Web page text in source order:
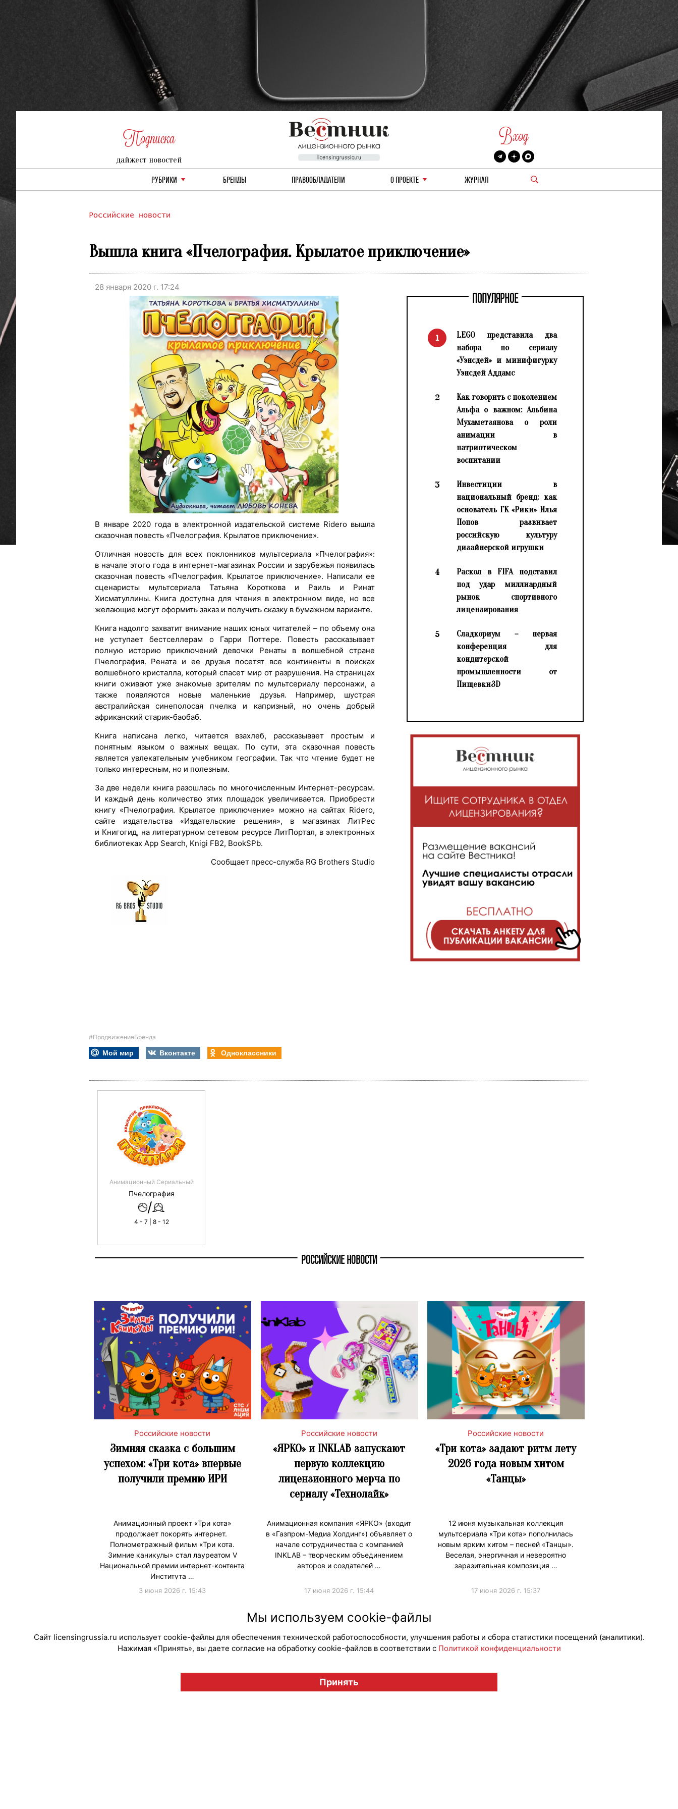
Подписка
дайжест новостей
Вход
РУБРИКИ БРЕНДЫ ПРАВООБЛАДАТЕЛИ О ПРОЕКТЕ ЖУРНАЛ
Российские новости
Вышла книга «Пчелография. Крылатое приключение»
28 января 2020 г. 17:24
В январе 2020 года в электронной издательской системе Ridero вышла
сказочная повесть «Пчелография. Крылатое приключение».
Отличная новость для всех поклонников мультсериала «Пчелография»:
в начале этого года в интернет-магазинах России и зарубежья появилась
сказочная повесть «Пчелография. Крылатое приключение». Написали ее
сценаристы мультсериала Татьяна Короткова и Раиль и Ринат
Хисматуллины. Книга доступна для чтения в электронном виде, но все
желающие могут оформить заказ и получить сказку в бумажном варианте.
Книга надолго захватит внимание наших юных читателей – по объему она
не уступает бестселлерам о Гарри Поттере. Повесть рассказывает
полную историю приключений девочки Ренаты в волшебной стране
Пчелография. Рената и ее друзья посетят все континенты в поисках
волшебного кристалла, который спасет мир от разрушения. На страницах
книги оживают уже знакомые зрителям по мультсериалу персонажи, а
также появляются новые маленькие друзья. Например, шустрая
австралийская синеполосая пчелка и капризный, но очень добрый
африканский старик-баобаб.
Книга написана легко, читается взахлеб, рассказывает простым и
понятным языком о важных вещах. По сути, эта сказочная повесть
является увлекательным учебником географии. Так что чтение будет не
только интересным, но и полезным.
За две недели книга разошлась по многочисленным Интернет-ресурсам.
И каждый день количество этих площадок увеличивается. Приобрести
книгу «Пчелография. Крылатое приключение» можно на сайтах Ridero,
сайте издательства «Издательские решения», в магазинах ЛитРес
и Книгогид, на литературном сетевом ресурсе ЛитПортал, в электронных
библиотеках App Search, Knigi FB2, BookSPb.
Сообщает пресс-служба RG Brothers Studio
ПОПУЛЯРНОЕ
1
LEGO представила два
набора по сериалу
«Уэнсдей» и минифигурку
Уэнсдей Аддамс
2
Как говорить с поколением
Альфа о важном: Альбина
Мухаметзянова о роли
анимации в
патриотическом
воспитании
3
Инвестиции в
национальный бренд: как
основатель ГК «Рики» Илья
Попов развивает
российскую культуру
дизайнерской игрушки
4
Раскол в FIFA подставил
под удар миллиардный
рынок спортивного
лицензирования
5
Сладкориум – первая
конференция для
кондитерской
промышленности от
Пищевки3D
#ПродвижениеБренда
Мой мир Вконтакте Одноклассники
Анимационный Сериальный
Пчелография
/
4 - 7 | 8 - 12
РОССИЙСКИЕ НОВОСТИ
Российские новости
Зимняя сказка с большим
успехом: «Три кота» впервые
получили премию ИРИ
Анимационный проект «Три кота»
продолжает покорять интернет.
Полнометражный фильм «Три кота.
Зимние каникулы» стал лауреатом V
Национальной премии интернет-контента
Института …
3 июня 2026 г. 15:43
Российские новости
«ЯРКО» и INKLAB запускают
первую коллекцию
лицензионного мерча по
сериалу «Технолайк»
Анимационная компания «ЯРКО» (входит
в «Газпром-Медиа Холдинг») объявляет о
начале сотрудничества с компанией
INKLAB – творческим объединением
авторов и создателей …
17 июня 2026 г. 15:44
Российские новости
«Три кота» задают ритм лету
2026 года новым хитом
«Танцы»
12 июня музыкальная коллекция
мультсериала «Три кота» пополнилась
новым ярким хитом – песней «Танцы».
Веселая, энергичная и невероятно
заразительная композиция …
17 июня 2026 г. 15:37
© "Вестник лицензионного рынка", licensingrussia.ru, 2009-2026 12+
Мы используем cookie-файлы
Сайт licensingrussia.ru использует cookie-файлы для обеспечения технической работоспособности, улучшения работы и сбора статистики посещений (аналитики).
Нажимая «Принять», вы даете согласие на обработку cookie-файлов в соответствии с Политикой конфиденциальности
Принять